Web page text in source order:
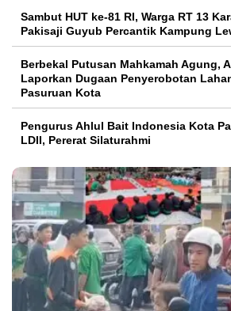
Sambut HUT ke-81 RI, Warga RT 13
Pakisaji Guyub Percantik Kampung
Berbekal Putusan Mahkamah Agung,
Laporkan Dugaan Penyerobotan
Pasuruan Kota
Pengurus Ahlul Bait Indonesia Kota
LDII, Pererat Silaturahmi